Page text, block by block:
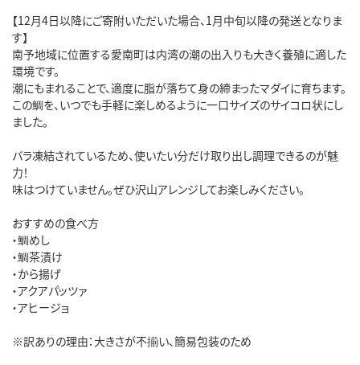
【12月4日以降にご寄附いただいた場合、1月中旬以降の発送となりま
す】
南予地域に位置する愛南町は内湾の潮の出入りも大きく養殖に適した
環境です。
潮にもまれることで、適度に脂が落ちて身の締まったマダイに育ちます。
この鯛を、いつでも手軽に楽しめるように一口サイズのサイコロ状にし
ました。
バラ凍結されているため、使いたい分だけ取り出し調理できるのが魅
力！
味はつけていません。ぜひ沢山アレンジしてお楽しみください。
おすすめの食べ方
・鯛めし
・鯛茶漬け
・から揚げ
・アクアパッツァ
・アヒージョ
※訳ありの理由：大きさが不揃い、簡易包装のため